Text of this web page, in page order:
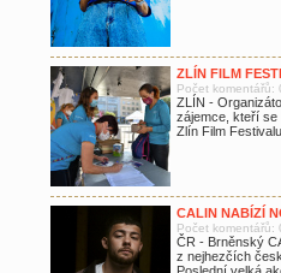
ZLÍN FILM
Počet komentářů:
ZLÍN -
zájemce, kteří se
Zlín Film
CALIN NABÍZÍ
Počet komentářů:
ČR - Brněnský
z nejhezčích